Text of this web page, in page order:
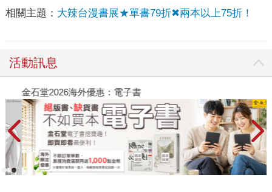
相關主題： 大辣台漫書展★單書79折✖兩本以上75折！
活動訊息
金石堂2026海外優惠：電子書